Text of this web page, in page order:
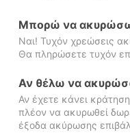
Μπορώ να
Ναι! Τυχόν χρεώσεις
Θα πληρώσετε τυχόν
Αν θέλω να
Αν έχετε κάνει
πλέον να ακυρωθεί
έξοδα ακύρωσης